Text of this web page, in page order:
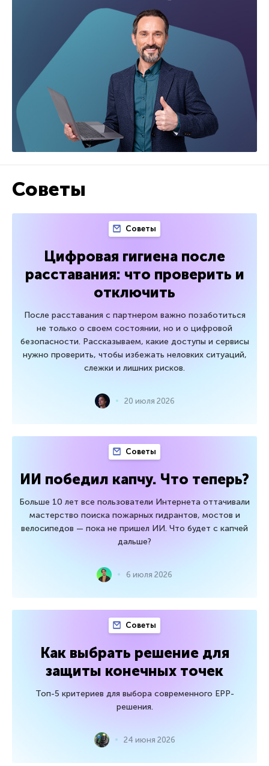
Советы
Советы
Цифровая гигиена после
расставания: что проверить и
отключить
После расставания с партнером важно позаботиться
не только о своем состоянии, но и о цифровой
безопасности. Рассказываем, какие доступы и сервисы
нужно проверить, чтобы избежать неловких ситуаций,
слежки и лишних рисков.
20 июля 2026
Советы
ИИ победил капчу. Что теперь?
Больше 10 лет все пользователи Интернета оттачивали
мастерство поиска пожарных гидрантов, мостов и
велосипедов — пока не пришел ИИ. Что будет с капчей
дальше?
6 июля 2026
Советы
Как выбрать решение для
защиты конечных точек
Топ-5 критериев для выбора современного EPP-
решения.
24 июня 2026